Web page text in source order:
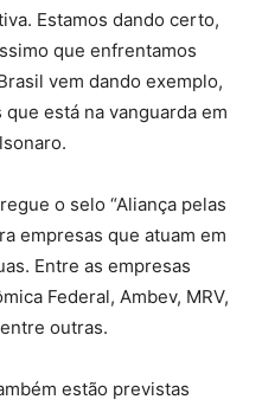
Estamos dando certo,
que enfrentamos
vem dando exemplo,
está na vanguarda em
o selo “Aliança pelas
empresas que atuam em
Entre as empresas
Federal, Ambev, MRV,
outras.
estão previstas